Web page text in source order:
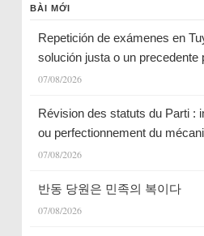
BÀI MỚI
Repetición de exámenes en
solución justa o un precedente
07/08/2026
Révision des statuts du Parti :
ou perfectionnement du
07/08/2026
반동 당원은 민족의 복이다
07/08/2026